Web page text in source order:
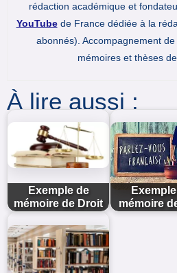
rédaction académique et
YouTubede France dédiée à la
abonnés). Accompagnement de
mémoires et thèses
À lire aussi :
Exemple de
mémoire de Droit
mémoire